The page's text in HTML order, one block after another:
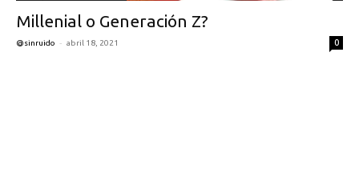
Millenial o Generación Z?
@sinruido - abril 18, 2021 0